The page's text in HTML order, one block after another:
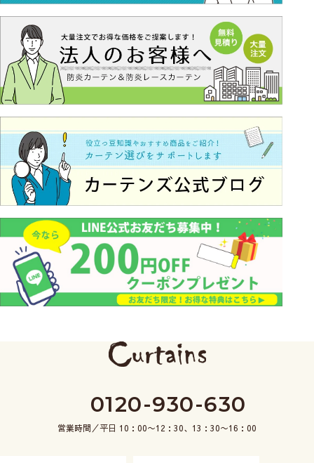
0120-930-630
営業時間／平日 10：00〜12：30、13：30〜16：00